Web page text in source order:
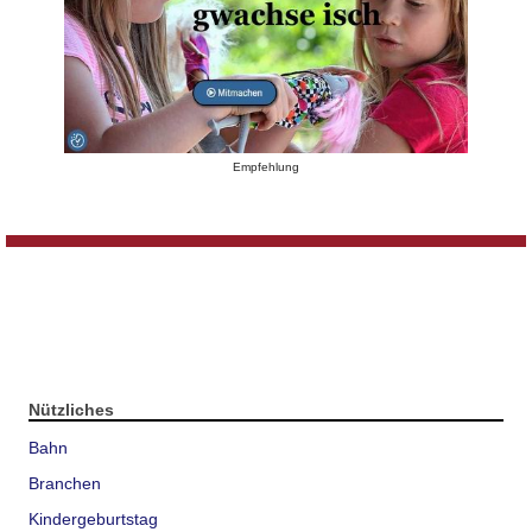
Empfehlung
Nützliches
Bahn
Branchen
Kindergeburtstag